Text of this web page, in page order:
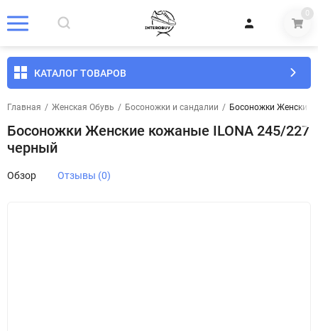
0
КАТАЛОГ ТОВАРОВ
Главная / Женская Обувь / Босоножки и сандалии / Босоножки Женские
Босоножки Женские кожаные ILONA 245/227
черный
Обзор Отзывы (0)